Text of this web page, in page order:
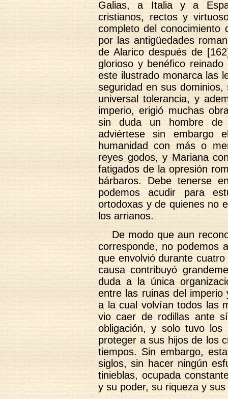
Galias, a Italia y a
cristianos, rectos y
completo del conocimiento
por las antigüedades
de Alarico después de
glorioso y benéfico
este ilustrado monarca las
seguridad en sus
universal tolerancia, y
imperio, erigió muchas
sin duda un hombre de
adviértese sin embargo
humanidad con más o
reyes godos, y Mariana
fatigados de la opresión
bárbaros. Debe tenerse
podemos acudir para
ortodoxas y de quienes no
los arrianos.
De modo que aun
corresponde, no podemos
que envolvió durante
causa contribuyó
duda a la única
entre las ruinas del
a la cual volvían todos las
vio caer de rodillas ante
obligación, y solo tuvo los
proteger a sus hijos de los
tiempos. Sin embargo,
siglos, sin hacer ningún
tinieblas, ocupada
y su poder, su riqueza y sus